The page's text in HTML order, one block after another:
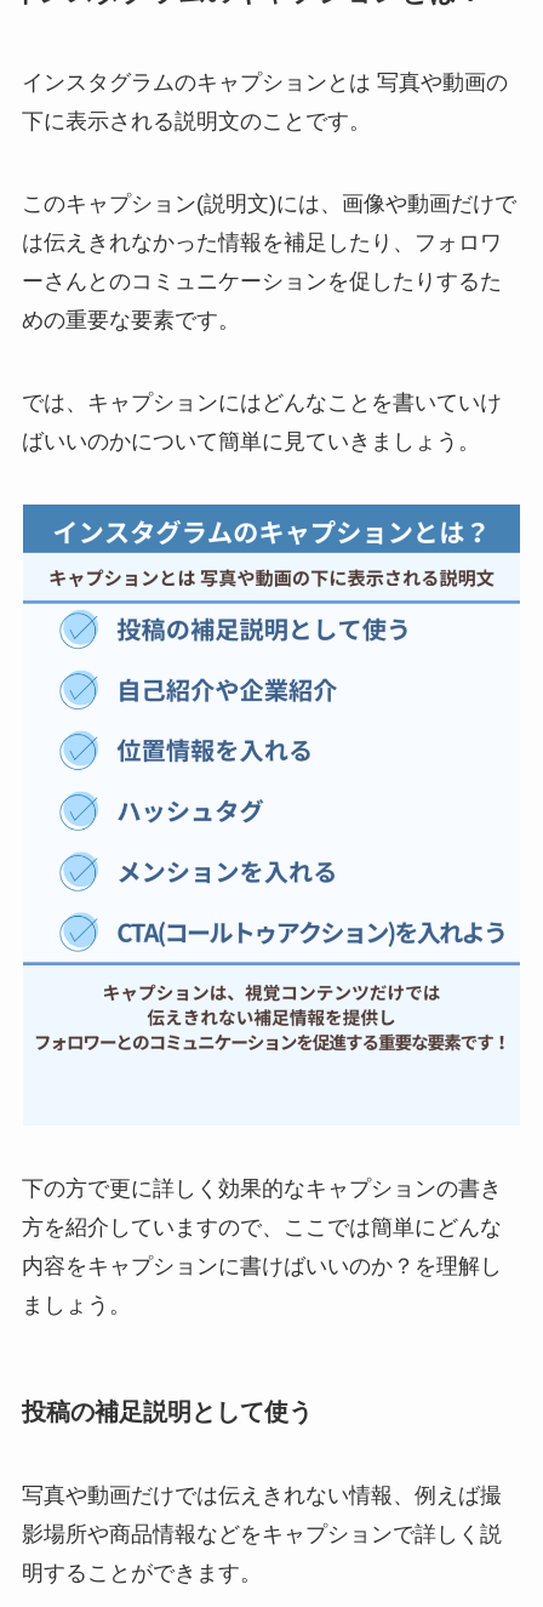
インスタグラムのキャプションとは 写真や動画の
下に表示される説明文のことです。
このキャプション(説明文)には、画像や動画だけで
は伝えきれなかった情報を補足したり、フォロワ
ーさんとのコミュニケーションを促したりするた
めの重要な要素です。
では、キャプションにはどんなことを書いていけ
ばいいのかについて簡単に見ていきましょう。
下の方で更に詳しく効果的なキャプションの書き
方を紹介していますので、ここでは簡単にどんな
内容をキャプションに書けばいいのか？を理解し
ましょう。
投稿の補足説明として使う
写真や動画だけでは伝えきれない情報、例えば撮
影場所や商品情報などをキャプションで詳しく説
明することができます。